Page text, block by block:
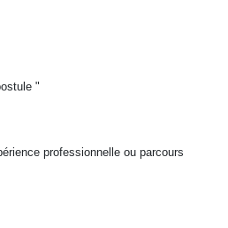
"
professionnelle ou parcours